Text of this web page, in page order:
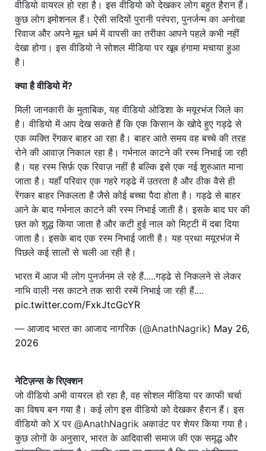
वीडियो वायरल हो रहा है। इस वीडियो को देखकर लोग बहुत हैरान हैं।
कुछ लोग इमोशनल हैं। ऐसी सदियों पुरानी परंपरा, पुनर्जन्म का अनोखा
रिवाज और अपने मूल धर्म में वापसी का तरीका आपने पहले कभी नहीं
देखा होगा। इस वीडियो ने सोशल मीडिया पर खूब हंगामा मचाया हुआ
है।
क्या है वीडियो में?
मिली जानकारी के मुताबिक, यह वीडियो ओडिशा के मयूरभंज जिले का
है। वीडियो में आप देख सकते हैं कि एक किसान के खोदे हुए गड्ढे से
एक व्यक्ति रेंगकर बाहर आ रहा है। बाहर आते समय वह बच्चे की तरह
रोने की आवाज़ निकाल रहा है। गर्भनाल काटने की रस्म निभाई जा रही
है। यह रस्म सिर्फ़ एक रिवाज़ नहीं है बल्कि इसे एक नई शुरुआत माना
जाता है। यहाँ परिवार एक गहरे गड्ढे में उतरता है और ठीक वैसे ही
रेंगकर बाहर निकलता है जैसे कोई बच्चा पैदा होता है। गड्ढे से बाहर
आने के बाद गर्भनाल काटने की रस्म निभाई जाती है। इसके बाद घर की
छत को शुद्ध किया जाता है और कटी हुई नाल को मिट्टी में दबा दिया
जाता है। इसके बाद एक रस्म निभाई जाती है। यह प्रथा मयूरभंज में
पिछले कई सालों से चली आ रही है।
भारत में आज भी लोग पुनर्जनम ले रहे हैं.....गड्ढे से निकलने से लेकर
नाभि वाली नस काटने तक सारी रस्में निभाई जा रही हैं....
pic.twitter.com/FxkJtcGcYR
— आजाद भारत का आजाद नागरिक (@AnathNagrik) May 26,
2026
नेटिज़न्स के रिएक्शन
जो वीडियो अभी वायरल हो रहा है, वह सोशल मीडिया पर काफी चर्चा
का विषय बन गया है। कई लोग इस वीडियो को देखकर हैरान हैं। इस
वीडियो को X पर @AnathNagrik अकाउंट पर शेयर किया गया है।
कुछ लोगों के अनुसार, भारत के आदिवासी समाज की एक समृद्ध और